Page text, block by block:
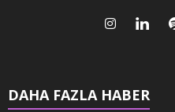
DAHA FAZLA HABER